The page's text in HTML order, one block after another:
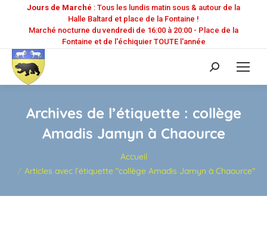
Jours de Marché : Tous les lundis matin sous & autour de la
Halle Baltard et place de la Fontaine !
Marché nocturne du vendredi de 16:00 à 20:00 - Place de la
Fontaine et de l'échiquier TOUTE l'année
Recherche
:
Archives de l’étiquette : collège
Amadis Jamyn à Chaource
Accueil
Articles avec l’étiquette "collège Amadis Jamyn à Chaource"